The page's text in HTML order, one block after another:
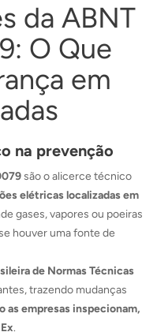
da ABNT
O Que
em
na prevenção
são o alicerce técnico
elétricas localizadas em
gases, vapores ou poeiras
houver uma fonte de
de Normas Técnicas
trazendo mudanças
as empresas inspecionam,
.